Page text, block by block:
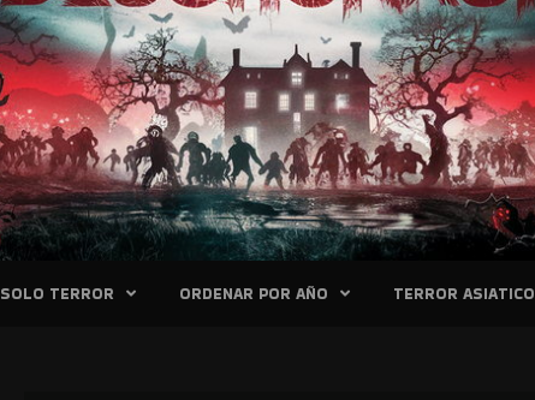
SOLO TERROR ORDENAR POR AÑO TERROR ASIATICO